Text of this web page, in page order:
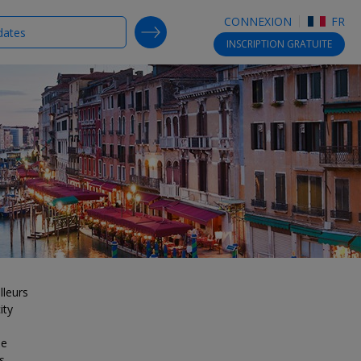
CONNEXION FR
INSCRIPTION GRATUITE
SEARCH DEALS